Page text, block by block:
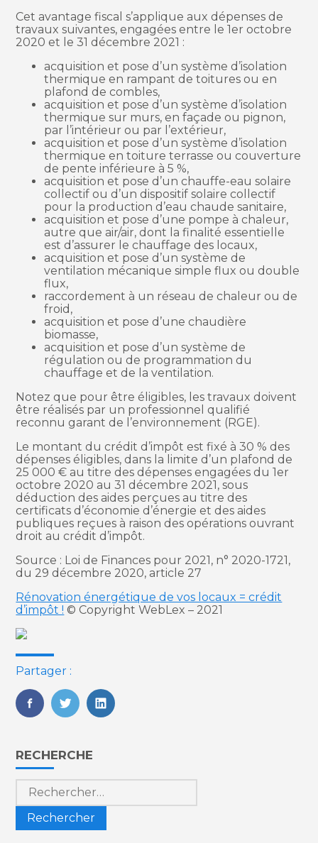
Cet avantage fiscal s’applique aux dépenses de
travaux suivantes, engagées entre le 1er octobre
2020 et le 31 décembre 2021 :
acquisition et pose d’un système d’isolation
thermique en rampant de toitures ou en
plafond de combles,
acquisition et pose d’un système d’isolation
thermique sur murs, en façade ou pignon,
par l’intérieur ou par l’extérieur,
acquisition et pose d’un système d’isolation
thermique en toiture terrasse ou couverture
de pente inférieure à 5 %,
acquisition et pose d’un chauffe-eau solaire
collectif ou d’un dispositif solaire collectif
pour la production d’eau chaude sanitaire,
acquisition et pose d’une pompe à chaleur,
autre que air/air, dont la finalité essentielle
est d’assurer le chauffage des locaux,
acquisition et pose d’un système de
ventilation mécanique simple flux ou double
flux,
raccordement à un réseau de chaleur ou de
froid,
acquisition et pose d’une chaudière
biomasse,
acquisition et pose d’un système de
régulation ou de programmation du
chauffage et de la ventilation.
Notez que pour être éligibles, les travaux doivent
être réalisés par un professionnel qualifié
reconnu garant de l’environnement (RGE).
Le montant du crédit d’impôt est fixé à 30 % des
dépenses éligibles, dans la limite d’un plafond de
25 000 € au titre des dépenses engagées du 1er
octobre 2020 au 31 décembre 2021, sous
déduction des aides perçues au titre des
certificats d’économie d’énergie et des aides
publiques reçues à raison des opérations ouvrant
droit au crédit d’impôt.
Source : Loi de Finances pour 2021, n° 2020-1721,
du 29 décembre 2020, article 27
Rénovation énergétique de vos locaux = crédit
d’impôt ! © Copyright WebLex – 2021
Partager :
FaceBook
TwitterLinkedIn
Blog
sidebar
RECHERCHE
Rechercher :